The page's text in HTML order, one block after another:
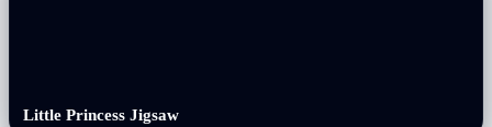
Little Princess Jigsaw